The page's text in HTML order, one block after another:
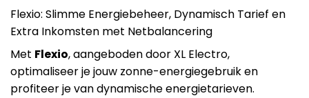
Flexio: Slimme Energiebeheer, Dynamisch Tarief en
Extra Inkomsten met Netbalancering
Met Flexio, aangeboden door XL Electro,
optimaliseer je jouw zonne-energiegebruik en
profiteer je van dynamische energietarieven.